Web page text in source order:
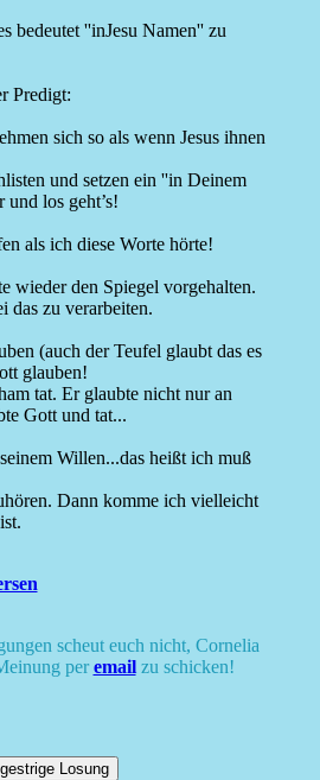
bedeutet ''inJesu Namen'' zu
Predigt:
sich so als wenn Jesus ihnen
und setzen ein ''in Deinem
los geht’s!
als ich diese Worte hörte!
wieder den Spiegel vorgehalten.
das zu verarbeiten.
(auch der Teufel glaubt das es
glauben!
tat. Er glaubte nicht nur an
Gott und tat...
Willen...das heißt ich muß
Dann komme ich vielleicht
scheut euch nicht, Cornelia
peremailzu schicken!
gestrige Losung